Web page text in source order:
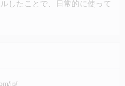
したことで、日常的に使って
jp/